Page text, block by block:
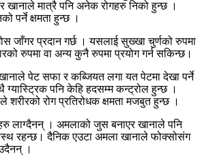
खानाले मात्रै पनि अनेक रोगहरु निको हुन्छ ।
पर्ने क्षमता हुन्छ ।
जाँगर प्रदान गर्छ । यसलाई सुख्खा चुर्णको रुपमा
रुपमा वा अन्य कुनै रुपमा प्रयोग गर्न सकिन्छ।
पेट सफा र कब्जियत लगा यत पेटमा देखा पर्ने
पनि केहि हदसम्म कन्ट्रोल हुन्छ ।
शरीरको रोग प्रतिरोधक क्षमता मजबुत हुन्छ ।
लाग्दैनन् । अमलाको जुस बनाएर खानाले पनि
रहन्छ। दैनिक एउटा अमला खानाले फोक्सोसंग
।